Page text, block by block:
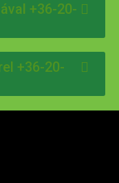
+36-20-
+36-20-